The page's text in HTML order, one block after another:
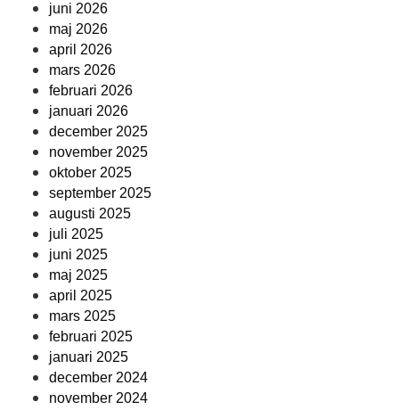
juni 2026
maj 2026
april 2026
mars 2026
februari 2026
januari 2026
december 2025
november 2025
oktober 2025
september 2025
augusti 2025
juli 2025
juni 2025
maj 2025
april 2025
mars 2025
februari 2025
januari 2025
december 2024
november 2024